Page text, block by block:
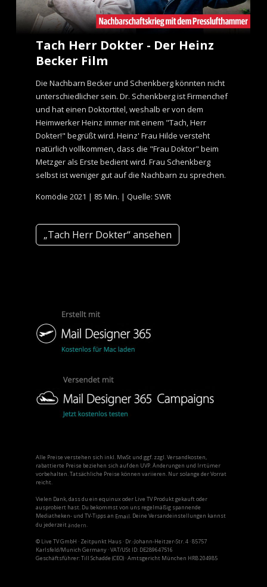
Tach Herr Dokter - Der Heinz
Becker Film
Die Nachbarn Becker und Schenkberg könnten nicht
unterschiedlicher sein. Dr. Schenkberg ist Firmenchef
und hat einen Doktortitel, weshalb er von dem
Heimwerker Heinz immer mit einem "Tach, Herr
Dokter!" begrüßt wird. Heinz' Frau Hilde versteht
natürlich vollkommen, dass die "Frau Doktor" beim
Metzger als Erste bedient wird. Frau Schenkberg
selbst ist weniger gut auf die Nachbarn zu sprechen.
Komödie 2021 | 85 Min. | Quelle: SWR
„Tach Herr Dokter“ ansehen
Alle Preise verstehen sich inkl. MwSt und ggf. zzgl. Versandkosten,
rabattierte Preise beziehen sich auf den UVP. Änderungen und Irrtümer
vorbehalten. Tatsächliche Preise können variieren. Nur solange der Vorrat
reicht.
Vielen Dank, dass du ein equinux oder Live TV Produkt gekauft oder
ausprobiert hast. Du bekommst von uns regelmäßig spannende
Mediatheken- und TV-Tipps an Email. Deine Versandeinstellungen kannst
du jederzeitändern
© Live TV GmbH · Zeitpunkt Haus · Dr.-Johann-Heitzer-Str. 4 · 85757
Karlsfeld/Munich Germany · VAT/USt ID: DE289647516
Geschäftsführer: Till Schadde (CEO) · Amtsgericht München HRB 204985